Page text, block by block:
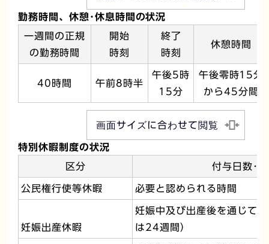
勤務時間、休憩･休息時間の状況
一週間の正規
の勤務時間
開始
時刻
終了
時刻
休憩時間
40時間 午前8時半
午後5時
15分
午後零時15分
から45分間
画面サイズに合わせて閲覧
特別休暇制度の状況
区分
付与日数･
公民権行使等休暇 必要と認められる時間
妊娠出産休暇
妊娠中及び出産後を通じて
は24週間）